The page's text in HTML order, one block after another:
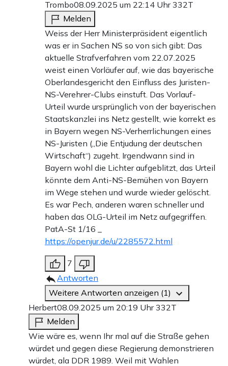
Trombo08.09.2025 um 22:14 Uhr332T
Melden
Weiss der Herr Ministerpräsident eigentlich
was er in Sachen NS so von sich gibt: Das
aktuelle Strafverfahren vom 22.07.2025
weist einen Vorläufer auf, wie das bayerische
Oberlandesgericht den Einfluss des Juristen-
NS-Verehrer-Clubs einstuft. Das Vorlauf-
Urteil wurde ursprünglich von der bayerischen
Staatskanzlei ins Netz gestellt, wie korrekt es
in Bayern wegen NS-Verherrlichungen eines
NS-Juristen („Die Entjudung der deutschen
Wirtschaft“) zugeht. Irgendwann sind in
Bayern wohl die Lichter aufgeblitzt, das Urteil
könnte dem Anti-NS-Bemühen von Bayern
im Wege stehen und wurde wieder gelöscht.
Es war Pech, anderen waren schneller und
haben das OLG-Urteil im Netz aufgegriffen.
PatA-St 1/16 _
https://openjur.de/u/2285572.html
7
Antworten
Weitere Antworten anzeigen (1)
Herbert08.09.2025 um 20:19 Uhr332T
Melden
Wie wäre es, wenn Ihr mal auf die Straße gehen
würdet und gegen diese Regierung demonstrieren
würdet, ala DDR 1989. Weil mit Wahlen